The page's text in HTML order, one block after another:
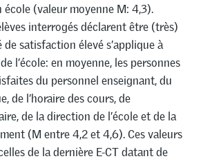
(valeur moyenne M: 4,3).
interrogés déclarent être (très)
satisfaction élevé s’applique à
l’école: en moyenne, les personnes
du personnel enseignant, du
de l’horaire des cours, de
de la direction de l’école et de la
(M entre 4,2 et 4,6). Ces valeurs
de la dernière E-CT datant de